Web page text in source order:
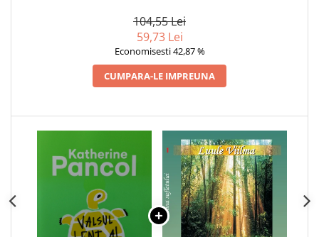
104,55 Lei
59,73 Lei
Economisesti 42,87 %
CUMPARA-LE IMPREUNA